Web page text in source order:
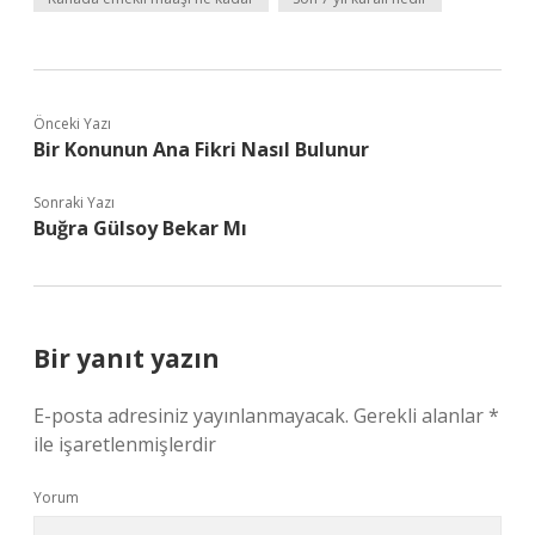
Önceki Yazı
Bir Konunun Ana Fikri Nasıl Bulunur
Sonraki Yazı
Buğra Gülsoy Bekar Mı
Bir yanıt yazın
E-posta adresiniz yayınlanmayacak. Gerekli alanlar*
ile işaretlenmişlerdir
Yorum